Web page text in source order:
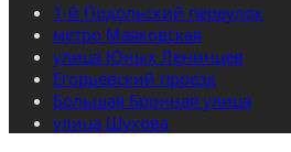
1-й Подольский переулок
метро Маяковская
улица Юных Ленинцев
Егорьевский проезд
Большая Бронная улица
улица Шухова